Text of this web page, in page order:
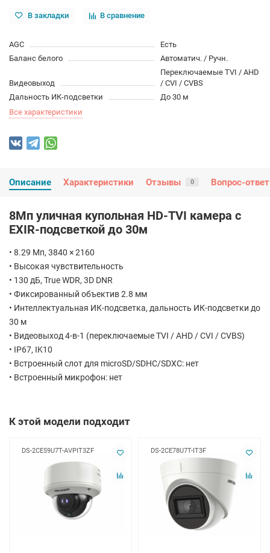
В закладки В сравнение
AGC
Есть
Баланс белого
Автоматич. / Ручн.
Видеовыход
Переключаемые TVI / AHD
/ CVI / CVBS
Дальность ИК-подсветки
До 30 м
Все характеристики
Описание Характеристики Отзывы 0 Вопрос-ответ
8Мп уличная купольная HD-TVI камера с
EXIR-подсветкой до 30м
• 8.29 Мп, 3840 × 2160
• Высокая чувствительность
• 130 дБ, True WDR, 3D DNR
• Фиксированный объектив 2.8 мм
• Интеллектуальная ИК-подсветка, дальность ИК-подсветки до
30 м
• Видеовыход 4-в-1 (переключаемые TVI / AHD / CVI / CVBS)
• IP67, IK10
• Встроенный слот для microSD/SDHC/SDXC: нет
• Встроенный микрофон: нет
К этой модели подходит
DS-2CE59U7T-AVPIT3ZF DS-2CE78U7T-IT3F